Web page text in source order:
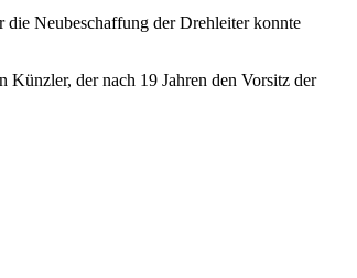
die Neubeschaffung der Drehleiter konnte
der nach 19 Jahren den Vorsitz der